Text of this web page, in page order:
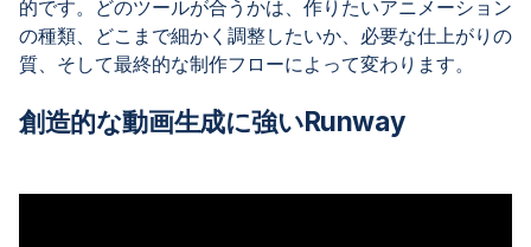
的です。どのツールが合うかは、作りたいアニメーション
の種類、どこまで細かく調整したいか、必要な仕上がりの
質、そして最終的な制作フローによって変わります。
創造的な動画生成に強いRunway